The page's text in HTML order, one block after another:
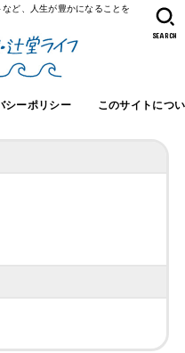
ど、人生が豊かになることを
シーポリシー このサイトにつ
SEARCH